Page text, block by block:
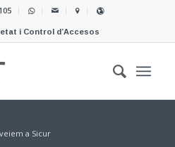
i Control d’Accesos
a Sicur